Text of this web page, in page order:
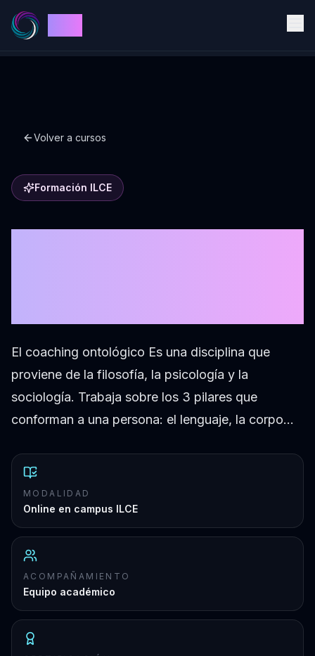
Volver a cursos
Formación ILCE
El coaching ontológico Es una disciplina que
proviene de la filosofía, la psicología y la
sociología. Trabaja sobre los 3 pilares que
conforman a una persona: el lenguaje, la corpo…
MODALIDAD
Online en campus ILCE
ACOMPAÑAMIENTO
Equipo académico